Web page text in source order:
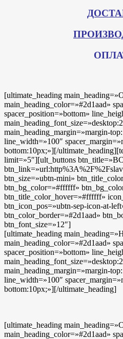
[ultimate_heading
main_heading_color=»#2d1aad»
spacer_position=»bottom»
main_heading_margin=»margin-
line_width=»100″
bottom:10px;»][/
limit=»5″][ult_buttons
btn_size=»ubtn-mini»
btn_bg_color=»#ffffff»
btn_title_color_hover=»#ffffff»
btn_icon_pos=»ubtn-sep-icon-at-
btn_color_border=»#2d1aad»
btn_font_size=»12″]
[ultimate_heading
main_heading_color=»#2d1aad»
spacer_position=»bottom»
main_heading_margin=»margin-
line_width=»100″
bottom:10px;»][/ultimate_heading]
[ultimate_heading
main_heading_color=»#2d1aad»